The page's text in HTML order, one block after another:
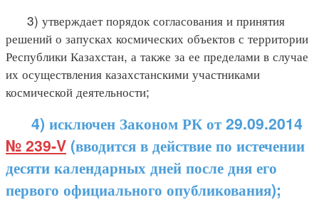
3) утверждает порядок согласования и принятия
решений о запусках космических объектов с территории
Республики Казахстан, а также за ее пределами в случае
их осуществления казахстанскими участниками
космической деятельности;
4) исключен Законом РК от 29.09.2014
№ 239-V (вводится в действие по истечении
десяти календарных дней после дня его
первого официального опубликования);